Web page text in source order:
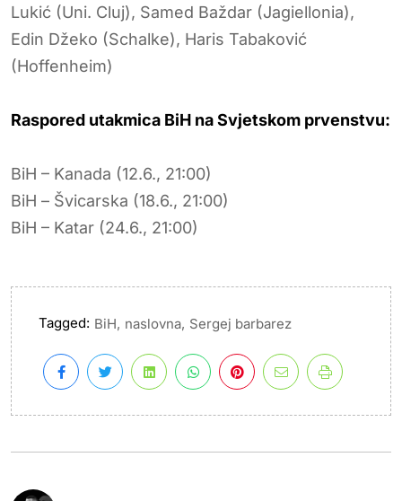
Lukić (Uni. Cluj), Samed Baždar (Jagiellonia),
Edin Džeko (Schalke), Haris Tabaković
(Hoffenheim)
Raspored utakmica BiH na Svjetskom prvenstvu:
BiH – Kanada (12.6., 21:00)
BiH – Švicarska (18.6., 21:00)
BiH – Katar (24.6., 21:00)
Tagged: BiH, naslovna, Sergej barbarez